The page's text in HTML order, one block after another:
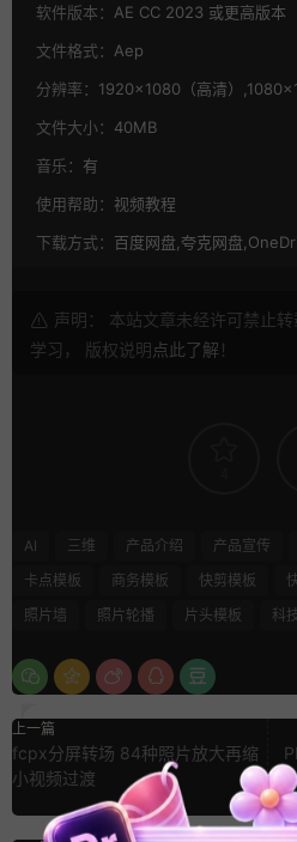
软件版本： AE CC 2023 或更高版本
文件格式： Aep
分辨率： 1920×1080（高清）
文件大小： 40MB
音乐： 有
使用帮助： 视频教程
下载方式： 百度网盘,夸克网盘
声明： 本站文章未经许可禁止
学习， 版权说明点此了解 ！
AI 三维 产品介绍 产品宣传
卡点模板
商务模板 快剪模板
照片墙
照片轮播 片头模板 科
上一篇
fcpx分屏转场 84种照片放大再缩
小视频过渡
拟